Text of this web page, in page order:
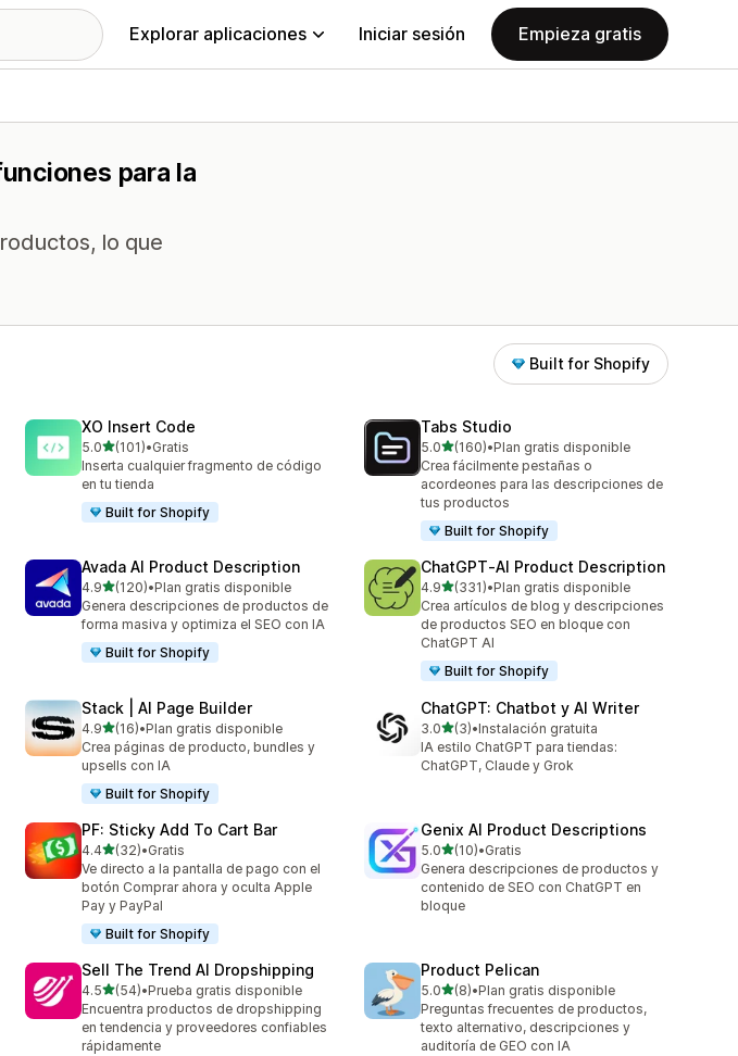
Explorar aplicaciones Iniciar sesión Empieza gratis
para la
lo que
Built for Shopify
XO Insert Code
5.0de 5 estrellas
(101)
101 reseñas en total
•Gratis
Inserta cualquier fragmento de código
en tu tienda
Built for Shopify
Tabs Studio
5.0de 5 estrellas
(160)
160 reseñas en total
•Plan gratis disponible
Crea fácilmente pestañas o
acordeones para las descripciones de
tus productos
Built for Shopify
Avada AI Product Description
4.9de 5 estrellas
(120)
120 reseñas en total
•Plan gratis disponible
Genera descripciones de productos de
forma masiva y optimiza el SEO con IA
Built for Shopify
ChatGPT‑AI Product Description
4.9de 5 estrellas
(331)
331 reseñas en total
•Plan gratis disponible
Crea artículos de blog y descripciones
de productos SEO en bloque con
ChatGPT AI
Built for Shopify
Stack | AI Page Builder
4.9de 5 estrellas
(16)
16 reseñas en total
•Plan gratis disponible
Crea páginas de producto, bundles y
upsells con IA
Built for Shopify
ChatGPT: Chatbot y AI Writer
3.0de 5 estrellas
(3)
3 reseñas en total
•Instalación gratuita
IA estilo ChatGPT para tiendas:
ChatGPT, Claude y Grok
PF: Sticky Add To Cart Bar
4.4de 5 estrellas
(32)
32 reseñas en total
•Gratis
Ve directo a la pantalla de pago con el
botón Comprar ahora y oculta Apple
Pay y PayPal
Built for Shopify
Genix AI Product Descriptions
5.0de 5 estrellas
(10)
10 reseñas en total
•Gratis
Genera descripciones de productos y
contenido de SEO con ChatGPT en
bloque
Sell The Trend AI Dropshipping
4.5de 5 estrellas
(54)
54 reseñas en total
•Prueba gratis disponible
Encuentra productos de dropshipping
en tendencia y proveedores confiables
rápidamente
Product Pelican
5.0de 5 estrellas
(8)
8 reseñas en total
•Plan gratis disponible
Preguntas frecuentes de productos,
texto alternativo, descripciones y
auditoría de GEO con IA